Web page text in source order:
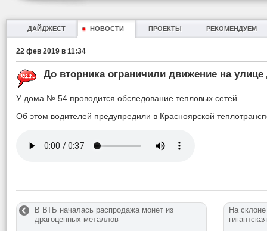
ДАЙДЖЕСТ НОВОСТИ ПРОЕКТЫ РЕКОМЕНДУЕМ
22 фев 2019 в 11:34
До вторника ограничили движение на улице
У дома № 54 проводится обследование тепловых сетей.
Об этом водителей предупредили в Красноярской
В ВТБ началась распродажа монет из
драгоценных металлов
На